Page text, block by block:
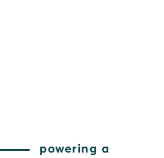
powering a